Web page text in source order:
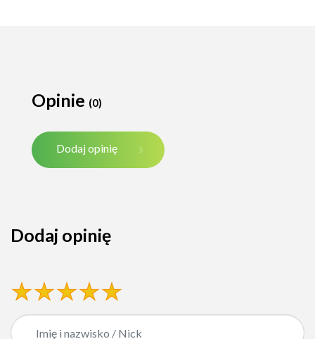
Opinie (0)
Dodaj opinię
Dodaj opinię